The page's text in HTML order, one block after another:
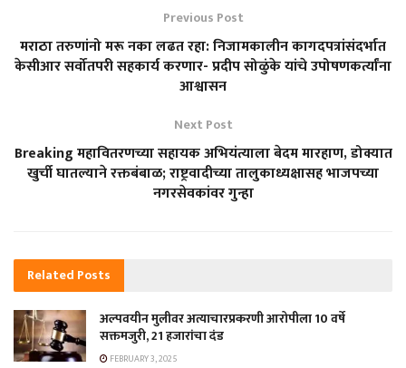
Previous Post
मराठा तरुणांनो मरू नका लढत रहा: निजामकालीन कागदपत्रांसंदर्भात
केसीआर सर्वोतपरी सहकार्य करणार- प्रदीप सोळुंके यांचे उपोषणकर्त्यांना
आश्वासन
Next Post
Breaking महावितरणच्या सहायक अभियंत्याला बेदम मारहाण, डोक्यात
खुर्ची घातल्याने रक्तबंबाळ; राष्ट्रवादीच्या तालुकाध्यक्षासह भाजपच्या
नगरसेवकांवर गुन्हा
Related Posts
अल्पवयीन मुलीवर अत्याचारप्रकरणी आरोपीला 10 वर्षे
सक्तमजुरी, 21 हजारांचा दंड
FEBRUARY 3, 2025